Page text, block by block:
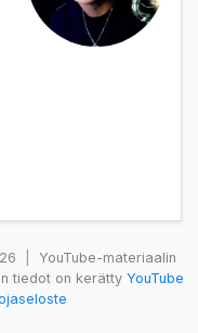
YouTube-materiaalin
tiedot on kerätty YouTube